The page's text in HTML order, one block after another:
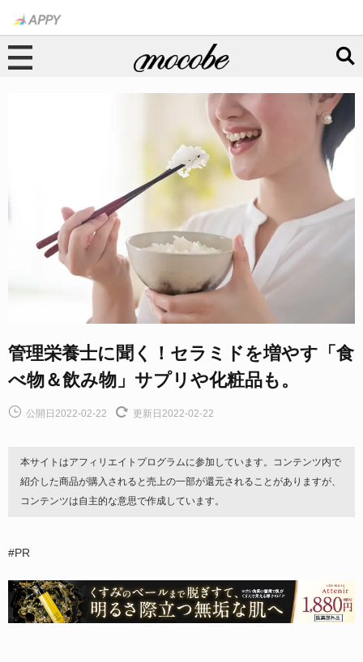
管理栄養士に聞く！セラミドを増やす「食
べ物＆飲み物」サプリや化粧品も。
公開日2022-02-22 更新日2022-02-22
本サイトはアフィリエイトプログラムに参加しています。コンテンツ内で
紹介した商品が購入されると売上の一部が還元されることがありますが、
コンテンツは自主的な意思で作成しています。
#PR